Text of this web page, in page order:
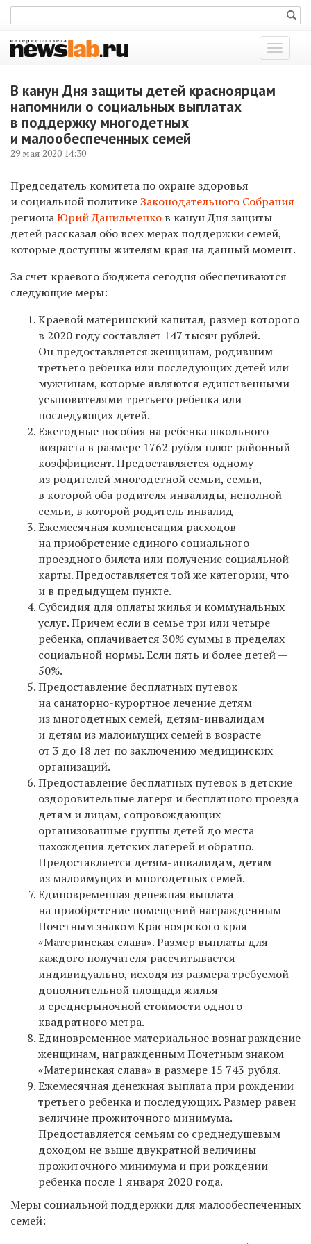
Показать
меню
В канун Дня защиты детей красноярцам
напомнили о социальных выплатах
в поддержку многодетных
и малообеспеченных семей
29 мая 2020 14:30
Председатель комитета по охране здоровья
и социальной политикеЗаконодательного Собрания
регионаЮрий Данильченко в канун Дня защиты
детей рассказал обо всех мерах поддержки семей,
которые доступны жителям края на данный момент.
За счет краевого бюджета сегодня обеспечиваются
следующие меры:
Краевой материнский капитал, размер которого
в 2020 году составляет 147 тысяч рублей.
Он предоставляется женщинам, родившим
третьего ребенка или последующих детей или
мужчинам, которые являются единственными
усыновителями третьего ребенка или
последующих детей.
Ежегодные пособия на ребенка школьного
возраста в размере 1762 рубля плюс районный
коэффициент. Предоставляется одному
из родителей многодетной семьи, семьи,
в которой оба родителя инвалиды, неполной
семьи, в которой родитель инвалид
Ежемесячная компенсация расходов
на приобретение единого социального
проездного билета или получение социальной
карты. Предоставляется той же категории, что
и в предыдущем пункте.
Субсидия для оплаты жилья и коммунальных
услуг. Причем если в семье три или четыре
ребенка, оплачивается 30% суммы в пределах
социальной нормы. Если пять и более детей —
50%.
Предоставление бесплатных путевок
на санаторно-курортное лечение детям
из многодетных семей, детям-инвалидам
и детям из малоимущих семей в возрасте
от 3 до 18 лет по заключению медицинских
организаций.
Предоставление бесплатных путевок в детские
оздоровительные лагеря и бесплатного проезда
детям и лицам, сопровождающих
организованные группы детей до места
нахождения детских лагерей и обратно.
Предоставляется детям-инвалидам, детям
из малоимущих и многодетных семей.
Единовременная денежная выплата
на приобретение помещений награжденным
Почетным знаком Красноярского края
«Материнская слава». Размер выплаты для
каждого получателя рассчитывается
индивидуально, исходя из размера требуемой
дополнительной площади жилья
и среднерыночной стоимости одного
квадратного метра.
Единовременное материальное вознаграждение
женщинам, награжденным Почетным знаком
«Материнская слава» в размере 15 743 рубля.
Ежемесячная денежная выплата при рождении
третьего ребенка и последующих. Размер равен
величине прожиточного минимума.
Предоставляется семьям со среднедушевым
доходом не выше двукратной величины
прожиточного минимума и при рождении
ребенка после 1 января 2020 года.
Меры социальной поддержки для малообеспеченных
семей: